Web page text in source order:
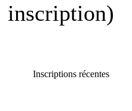
inscription)
Inscriptions récentes